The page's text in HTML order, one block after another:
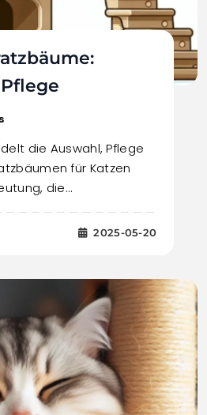
die Auswahl, Pflege
für Katzen
die…
2025-05-20